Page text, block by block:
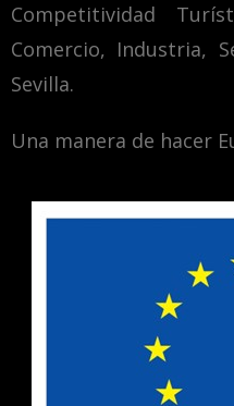
Competitividad
Comercio, Industria,
Sevilla.
Una manera de hacer